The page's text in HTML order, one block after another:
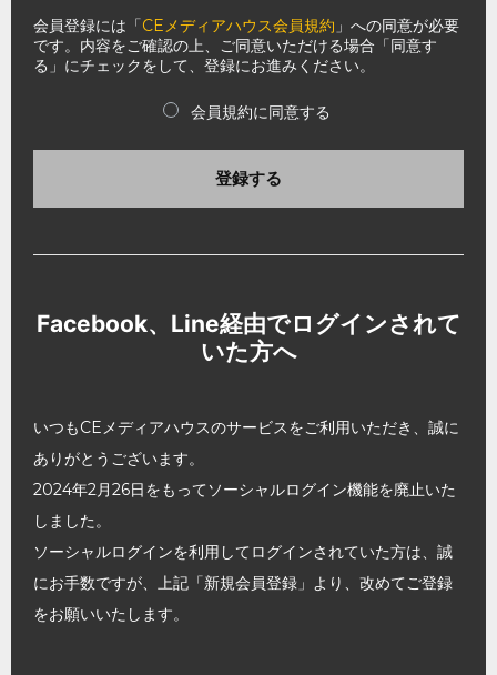
会員登録には「CEメディアハウス会員規約 」への同意が必要
です。内容をご確認の上、ご同意いただける場合「同意す
る」にチェックをして、登録にお進みください。
会員規約に同意する
登録する
Facebook、Line経由でログインされて
いた方へ
いつもCEメディアハウスのサービスをご利用いただき、誠に
ありがとうございます。
2024年2月26日をもってソーシャルログイン機能を廃止いた
しました。
ソーシャルログインを利用してログインされていた方は、誠
にお手数ですが、上記「新規会員登録」より、改めてご登録
をお願いいたします。